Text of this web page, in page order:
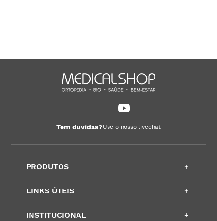
Tem duvidas?Use o nosso livechat
PRODUTOS +
LINKS ÚTEIS +
INSTITUCIONAL +